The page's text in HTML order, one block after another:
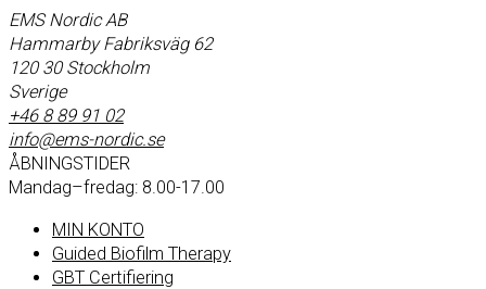
EMS Nordic AB
Hammarby Fabriksväg 62
120 30 Stockholm
Sverige
+46 8 89 91 02
info@ems-nordic.se
ÅBNINGSTIDER
Mandag–fredag: 8.00-17.00
MIN KONTO
Guided Biofilm Therapy
GBT Certifiering